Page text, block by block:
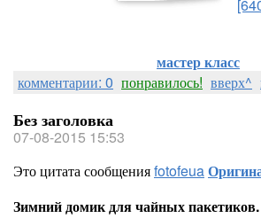
мастер класс
комментарии: 0 понравилось! вверх^
Без заголовка
07-08-2015 15:53
Это цитата сообщенияfotofeua
Зимний домик для чайных